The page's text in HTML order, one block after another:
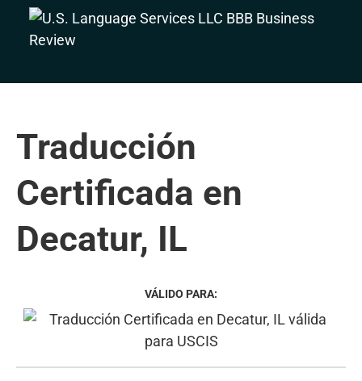
Traducción
Certificada en
Decatur, IL
VÁLIDO PARA: